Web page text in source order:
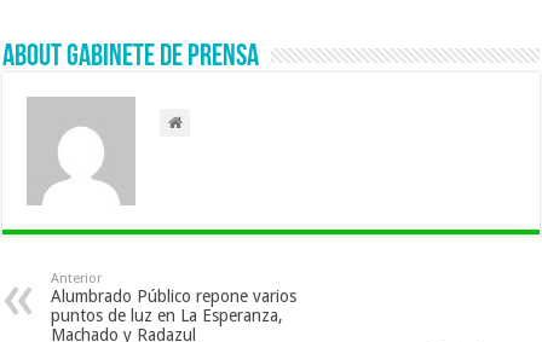
About Gabinete de Prensa
Anterior
Alumbrado Público repone varios
puntos de luz en La Esperanza,
Machado y Radazul